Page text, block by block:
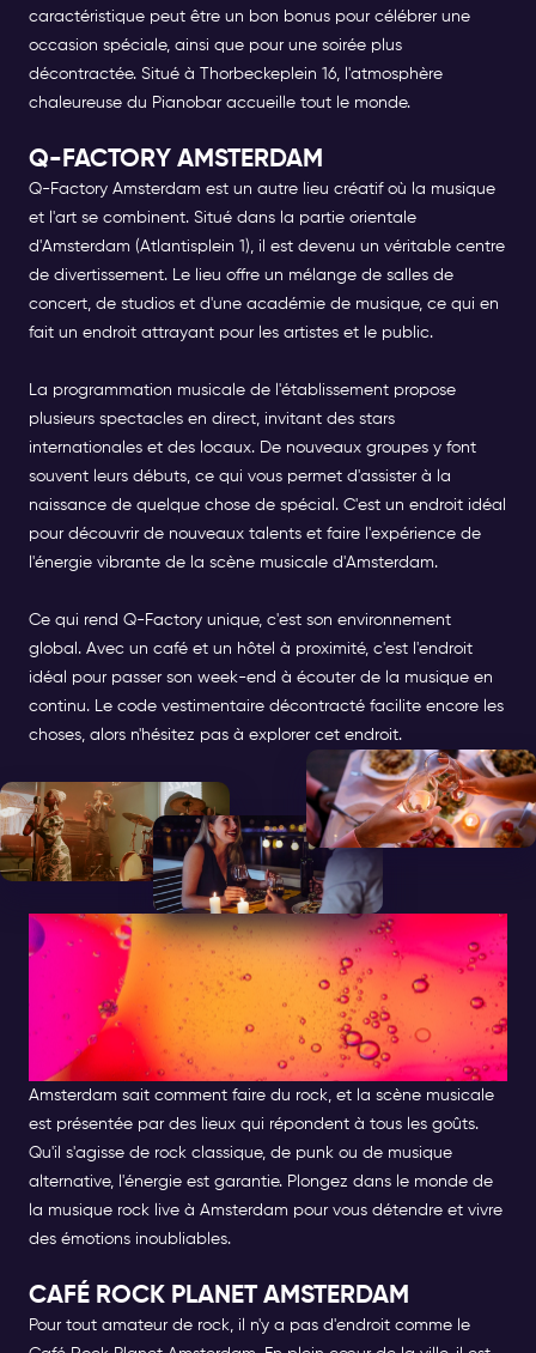
caractéristique peut être un bon bonus pour célébrer une
occasion spéciale, ainsi que pour une soirée plus
décontractée. Situé à Thorbeckeplein 16, l'atmosphère
chaleureuse du Pianobar accueille tout le monde.
Q-FACTORY AMSTERDAM
Q-Factory Amsterdam est un autre lieu créatif où la musique
et l'art se combinent. Situé dans la partie orientale
d'Amsterdam (Atlantisplein 1), il est devenu un véritable centre
de divertissement. Le lieu offre un mélange de salles de
concert, de studios et d'une académie de musique, ce qui en
fait un endroit attrayant pour les artistes et le public.
La programmation musicale de l'établissement propose
plusieurs spectacles en direct, invitant des stars
internationales et des locaux. De nouveaux groupes y font
souvent leurs débuts, ce qui vous permet d'assister à la
naissance de quelque chose de spécial. C'est un endroit idéal
pour découvrir de nouveaux talents et faire l'expérience de
l'énergie vibrante de la scène musicale d'Amsterdam.
Ce qui rend Q-Factory unique, c'est son environnement
global. Avec un café et un hôtel à proximité, c'est l'endroit
idéal pour passer son week-end à écouter de la musique en
continu. Le code vestimentaire décontracté facilite encore les
choses, alors n'hésitez pas à explorer cet endroit.
LES MEILLEURS ENDROITS
POUR ÉCOUTER DE LA
MUSIQUE ROCK EN DIRECT À
AMSTERDAM
Amsterdam sait comment faire du rock, et la scène musicale
est présentée par des lieux qui répondent à tous les goûts.
Qu'il s'agisse de rock classique, de punk ou de musique
alternative, l'énergie est garantie. Plongez dans le monde de
la musique rock live à Amsterdam pour vous détendre et vivre
des émotions inoubliables.
CAFÉ ROCK PLANET AMSTERDAM
Pour tout amateur de rock, il n'y a pas d'endroit comme le